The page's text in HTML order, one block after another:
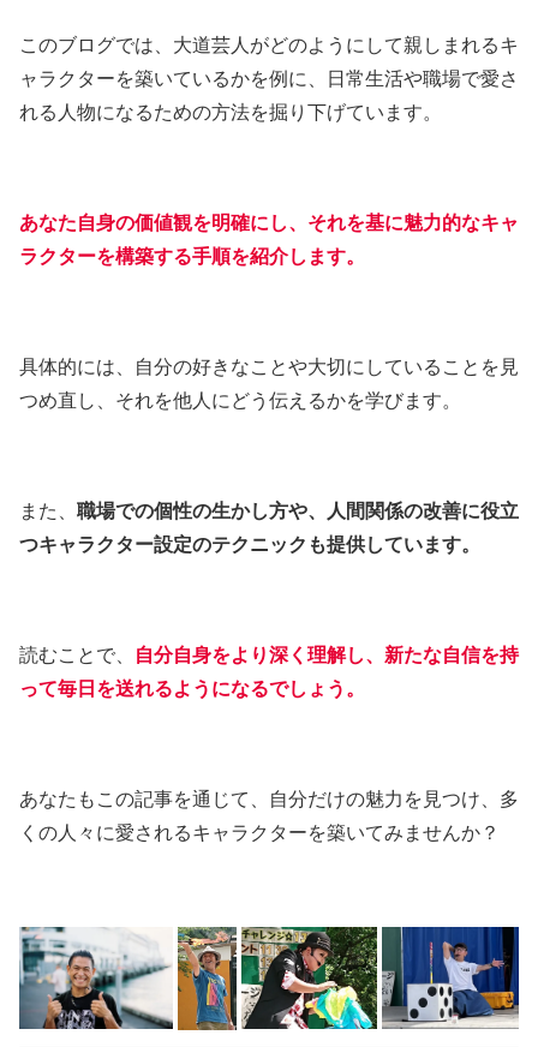
このブログでは、大道芸人がどのようにして親しまれるキ
ャラクターを築いているかを例に、日常生活や職場で愛さ
れる人物になるための方法を掘り下げています。
あなた自身の価値観を明確にし、それを基に魅力的なキャ
ラクターを構築する手順を紹介します。
具体的には、自分の好きなことや大切にしていることを見
つめ直し、それを他人にどう伝えるかを学びます。
また、 職場での個性の生かし方や、人間関係の改善に役立
つキャラクター設定のテクニックも提供しています。
読むことで、
自分自身をより深く理解し、新たな自信を持
って毎日を送れるようになるでしょう。
あなたもこの記事を通じて、自分だけの魅力を見つけ、多
くの人々に愛されるキャラクターを築いてみませんか？